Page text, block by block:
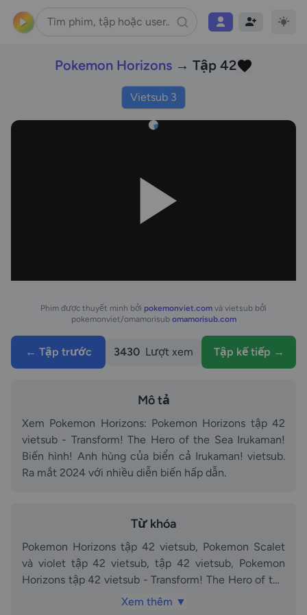
Pokemon Horizons→ Tập 42
Vietsub 3
Phim được thuyết minh bởi pokemonviet.com và vietsub bởi
pokemonviet/omamorisub omamorisub.com
← Tập trước 3430 Lượt xem Tập kế tiếp →
Mô tả
Xem Pokemon Horizons: Pokemon Horizons tập 42
vietsub - Transform! The Hero of the Sea Irukaman!
Biến hình! Anh hùng của biển cả Irukaman! vietsub.
Ra mắt 2024 với nhiều diễn biến hấp dẫn.
Từ khóa
Pokemon Horizons tập 42 vietsub, Pokemon Scalet
và violet tập 42 vietsub, tập 42 vietsub, Pokemon
Horizons tập 42 vietsub - Transform! The Hero of the
Sea Irukaman! Biến hình! Anh hùng của biển cả
Xem thêm ▼